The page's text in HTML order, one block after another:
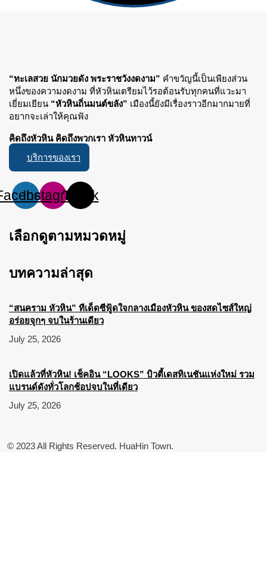
“ทะเลสวย นักมวยดัง พระราชวังงดงาม” คำขวัญนี้เป็นเพียงส่วน
หนึ่งของความงดงาม ที่หัวหินเตรียมไว้รอต้อนรับทุกคนที่แวะมา
เยี่ยมเยียน “หัวหินถิ่นมนต์ขลัง” เมืองนี้ยังมีเรื่องราวอีกมากมายที่
อยากจะเล่าให้คุณฟัง
คิดถึงหัวหิน คิดถึงพวกเรา หัวหินทาวน์
บริการของเรา
InstagramTiktok
เลือกดูตามหมวดหมู่
บทความล่าสุด
“สนคราม หัวหิน” ทีเด็ดซีฟู้ดใจกลางเมืองหัวหิน ของสดไซส์ใหญ่
อร่อยจุกๆ จบในร้านเดียว
July 25, 2026
เปิดแล้วที่หัวหิน! เช็คอิน “LOOKS” บิวตี้เดสทิเนชันแห่งใหม่ รวม
แบรนด์ดังทั่วโลกช้อปจบในที่เดียว
July 25, 2026
© 2023 All Rights Reserved. HuaHin Town.